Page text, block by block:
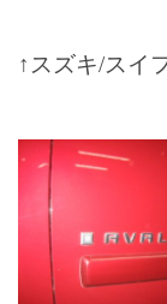
↑スズキ/スイ